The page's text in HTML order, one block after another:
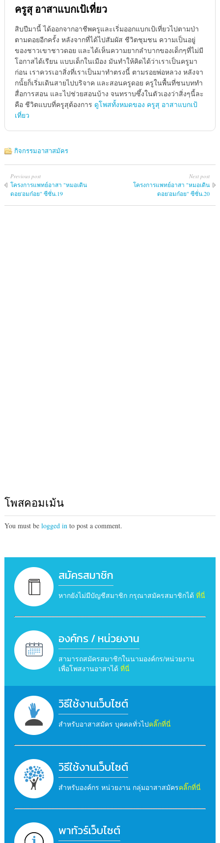
ครูสุ อาสาแบกเป้เที่ยว
สิบปีมานี้ ได้ออกจากอาชีพครูและเริ่มออกแบกเป้เที่ยวไปตามป่า
ตามดอยอีกครั้ง หลังจากที่ได้ไปสัมผัส ชีวิตชุมชน ความเป็นอยู่
ของชาวเขาชาวดอย และได้เห็นความยากลำบากของเด็กๆที่ไม่มี
โอกาสได้เรียน แบบเด็กในเมือง มันทำให้คิดได้ว่าเราเป็นครูมา
ก่อน เราควรเอาสิ่งที่เราเป็นมาทำตรงนี้ ตามรอยพ่อหลวง หลังจา
กนั้ยก็เริ่มเดินสายไปบริจาค และสอนครูดอย ครูในพื้นที่ชนบททำ
สื่อการสอน และไปช่วยสอนบ้าง จนทราบซึ้งในตัวเองว่าสิ่งๆนี้ละ
คือ ชีวิตแบบที่ครูสุต้องการ ดูโพสทั้งหมดของ ครูสุ อาสาแบกเป้
เที่ยว
กิจกรรมอาสาสมัคร
Previous post
โครงการแพทย์​อาสา​ "หมอเดิน​
ดอย'อมก๋อย​" ซีซั่น.19
Next post
โครงการแพทย์​อาสา​ "หมอเดิน​
ดอย'อมก๋อย​" ซีซั่น.20
โพสคอมเม้น
You must be logged in to post a comment.
สมัครสมาชิก
หากยังไม่มีบัญชีสมาชิก กรุณาสมัครสมาชิกได้ ที่นี่
องค์กร / หน่วยงาน
สามารถสมัครสมาชิกในนามองค์กร/หน่วยงาน
เพื่อโพสงานอาสาได้ ที่นี่
วิธีใช้งานเว็บไซต์
สำหรับอาสาสมัคร บุคคลทั่วไปคลิ๊กที่นี่
วิธีใช้งานเว็บไซต์
สำหรับองค์กร หน่วยงาน กลุ่มอาสาสมัครคลิ๊กที่นี่
พาทัวร์เว็บไซต์